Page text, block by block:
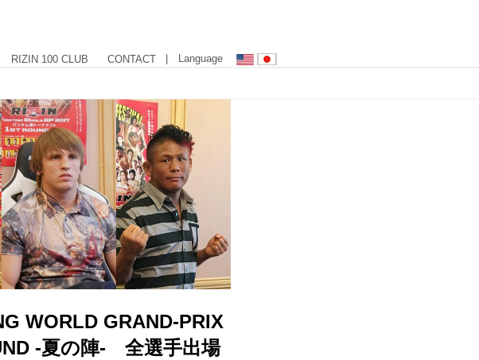
RIZIN 100 CLUB CONTACT | Language
WORLD GRAND-PRIX
-夏の陣- 全選手出場